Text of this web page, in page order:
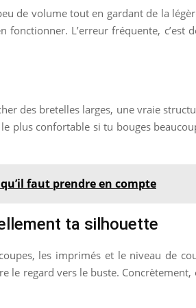
de volume tout en gardant de la
fonctionner. L’erreur fréquente,
des bretelles larges, une vraie
plus confortable si tu bouges
faut prendre en compte
ta silhouette
les imprimés et le niveau de
regard vers le buste.